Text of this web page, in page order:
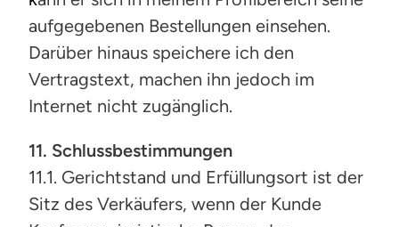
aufgegebenen Bestellungen einsehen.
Darüber hinaus speichere ich den
Vertragstext, machen ihn jedoch im
Internet nicht zugänglich.
11. Schlussbestimmungen
11.1. Gerichtstand und Erfüllungsort ist der
Sitz des Verkäufers, wenn der Kunde